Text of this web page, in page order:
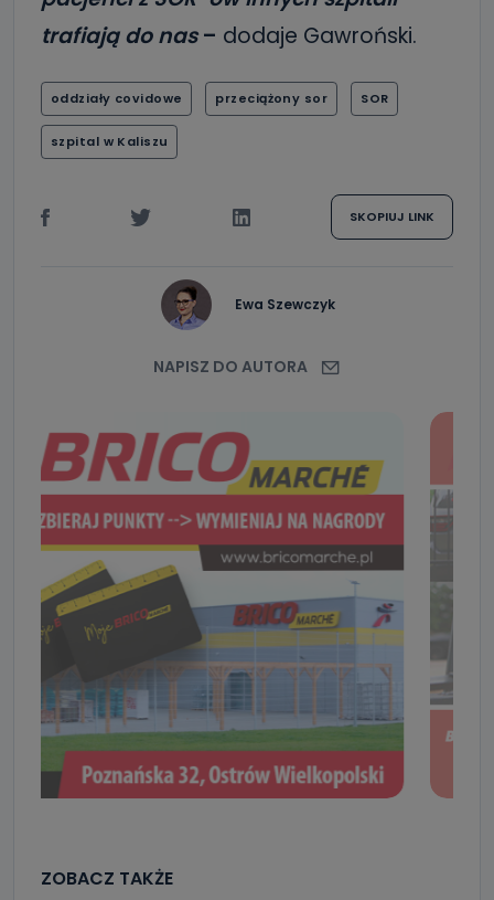
trafiają do nas– dodaje Gawroński.
oddziały covidowe przeciążony sor SOR
szpital w Kaliszu
SKOPIUJ LINK
Ewa Szewczyk
NAPISZ DO AUTORA
ZOBACZ TAKŻE